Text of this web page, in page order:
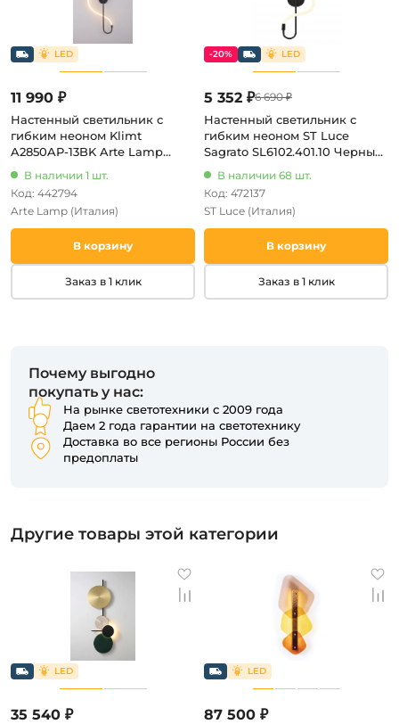
11 990 ₽
Настенный светильник с
гибким неоном Klimt
A2850AP-13BK Arte Lamp
В наличии 1 шт.
Код: 442794
Arte Lamp (Италия)
В корзину
Заказ в 1 клик
5 352 ₽6 690 ₽
-20%
Настенный светильник с
гибким неоном ST Luce
Sagrato SL6102.401.10 Черный/
(220V)
В наличии 68 шт.
Код: 472137
ST Luce (Италия)
В корзину
Заказ в 1 клик
Почему выгодно
покупать у нас:
На рынке светотехники с 2009 года
Даем 2 года гарантии на светотехнику
Доставка во все регионы России без
предоплаты
Другие товары этой категории
35 540 ₽ 87 500 ₽